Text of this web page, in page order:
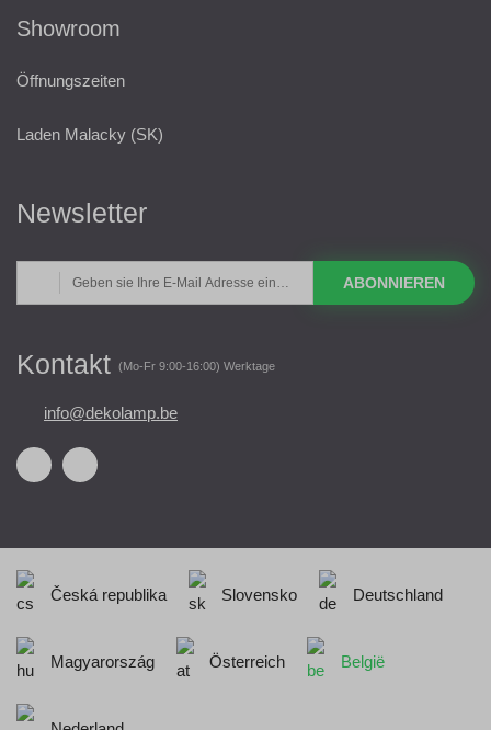
Showroom
Öffnungszeiten
Laden Malacky (SK)
Newsletter
ABONNIEREN
Kontakt (Mo-Fr 9:00-16:00) Werktage
info@dekolamp.be
Česká republika Slovensko Deutschland
Magyarország Österreich België